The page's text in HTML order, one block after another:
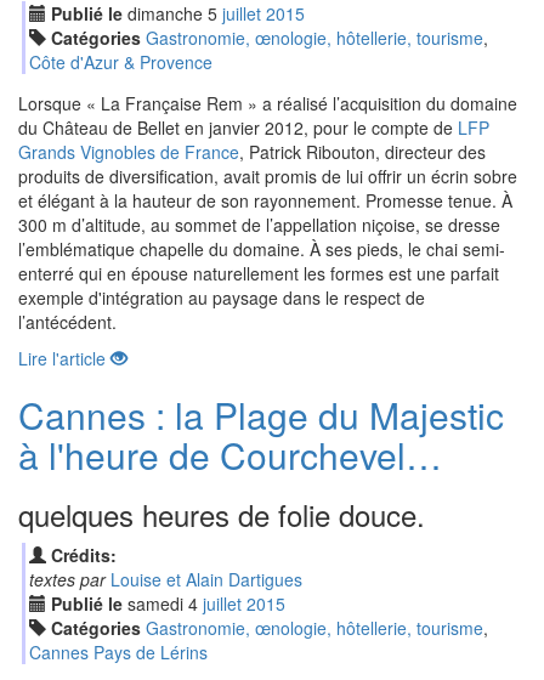
Publié le dimanche 5 juillet 2015
Catégories Gastronomie, œnologie, hôtellerie, tourisme,
Côte d'Azur & Provence
Lorsque « La Française Rem » a réalisé l’acquisition du domaine
du Château de Bellet en janvier 2012, pour le compte de LFP
Grands Vignobles de France, Patrick Ribouton, directeur des
produits de diversification, avait promis de lui offrir un écrin sobre
et élégant à la hauteur de son rayonnement. Promesse tenue. À
300 m d’altitude, au sommet de l’appellation niçoise, se dresse
l’emblématique chapelle du domaine. À ses pieds, le chai semi-
enterré qui en épouse naturellement les formes est une parfait
exemple d'intégration au paysage dans le respect de
l’antécédent.
Lire l'article
Cannes : la Plage du Majestic
à l'heure de Courchevel…
quelques heures de folie douce.
Crédits:
textes par Louise et Alain Dartigues
Publié le samedi 4 juillet 2015
Catégories Gastronomie, œnologie, hôtellerie, tourisme,
Cannes Pays de Lérins